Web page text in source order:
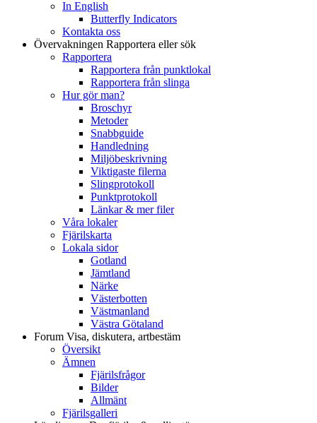
In English
Butterfly Indicators
Kontakta oss
Övervakningen Rapportera eller sök
Rapportera
Rapportera från punktlokal
Rapportera från slinga
Hur gör man?
Broschyr
Metoder
Snabbguide
Handledning
Miljöbeskrivning
Viktigaste filerna
Slingprotokoll
Punktprotokoll
Länkar & mer filer
Våra lokaler
Fjärilskarta
Lokala sidor
Gotland
Jämtland
Närke
Västerbotten
Västmanland
Västra Götaland
Forum Visa, diskutera, artbestäm
Översikt
Ämnen
Fjärilsfrågor
Bilder
Allmänt
Fjärilsgalleri